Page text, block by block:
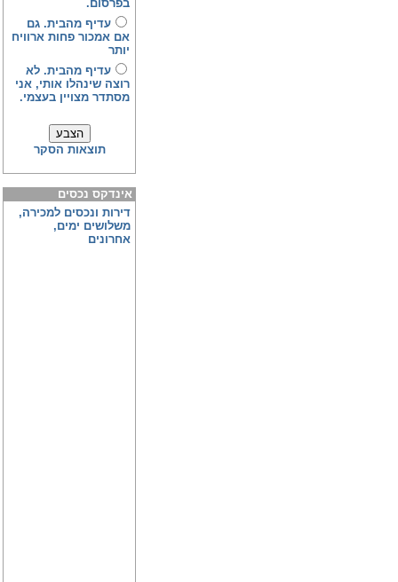
בפרסום.
עדיף מהבית. גם
אם אמכור פחות ארוויח
יותר
עדיף מהבית. לא
רוצה שינהלו אותי, אני
מסתדר מצויין בעצמי.
תוצאות הסקר
אינדקס נכסים
דירות ונכסים למכירה,
משלושים ימים,
אחרונים